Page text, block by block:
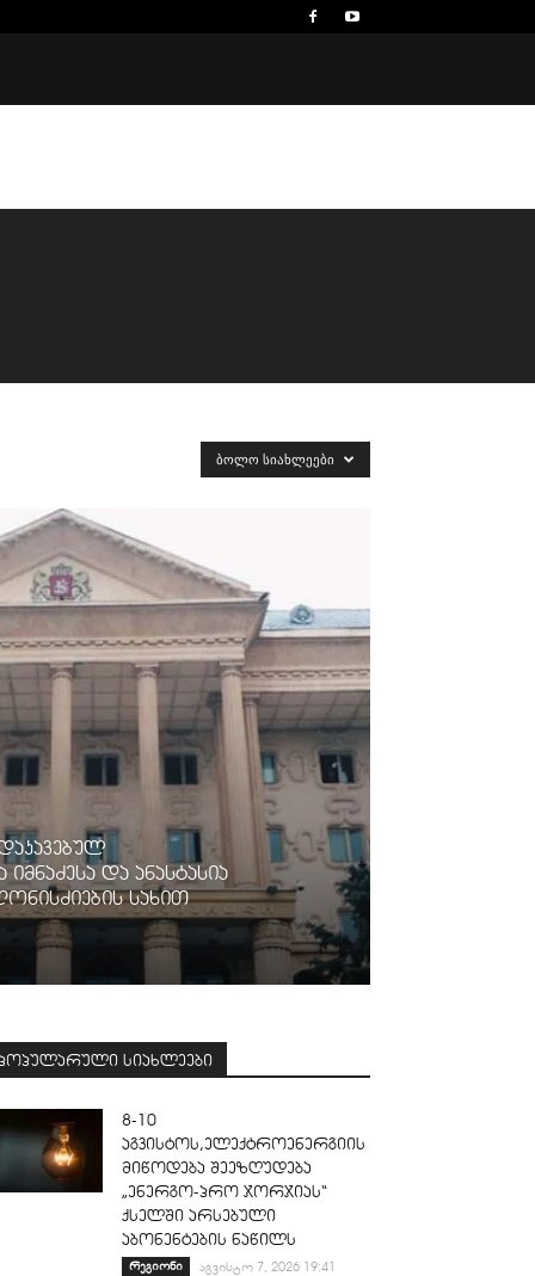
ᲑᲝᲚᲝ ᲡᲘᲐᲮᲚᲔᲔᲑᲘ
და ანასტასია
სახით
სიახლეები
8-10
აგვისტოს,ელექტროენერგიის
მიწოდება შეეზღუდება
„ენერგო-პრო ჯორჯიას“
ქსელში არსებული
აბონენტების ნაწილს
რეგიონი აგვისტო 7, 2026 19:41